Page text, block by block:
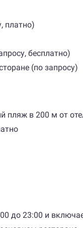
платно)
бесплатно)
(по запросу)
пляж в 200 м от
до 23:00 и